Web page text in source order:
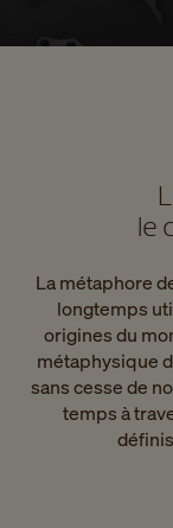
le
La métaphore
longtemps
origines du
métaphysique
sans cesse de
temps à